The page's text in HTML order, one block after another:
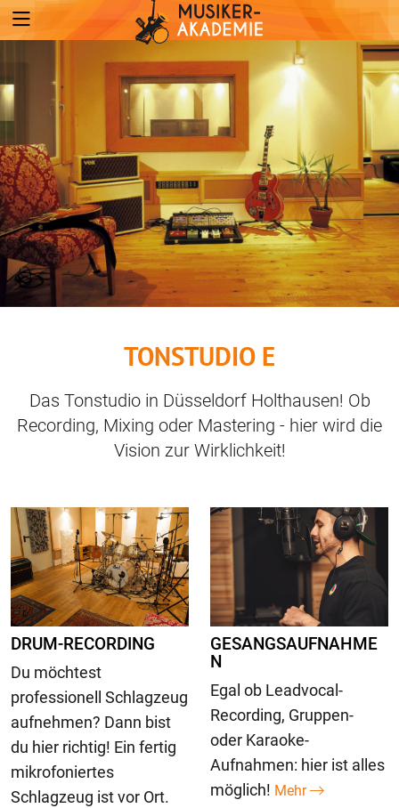
TONSTUDIO E
Das Tonstudio in Düsseldorf Holthausen! Ob
Recording, Mixing oder Mastering - hier wird die
Vision zur Wirklichkeit!
DRUM-RECORDING
Du möchtest
professionell Schlagzeug
aufnehmen? Dann bist
du hier richtig! Ein fertig
mikrofoniertes
Schlagzeug ist vor Ort.
GESANGSAUFNAHME
N
Egal ob Leadvocal-
Recording, Gruppen-
oder Karaoke-
Aufnahmen: hier ist alles
möglich! Mehr